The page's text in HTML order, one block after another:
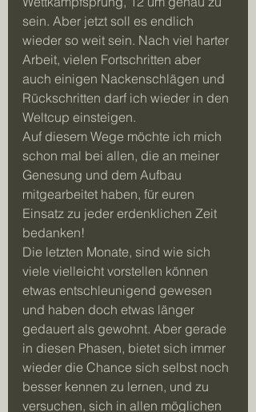
sein. Aber jetzt soll es endlich
wieder so weit sein. Nach viel harter
Arbeit, vielen Fortschritten aber
auch einigen Nackenschlägen und
Rückschritten darf ich wieder in den
Weltcup einsteigen.
Auf diesem Wege möchte ich mich
schon mal bei allen, die an meiner
Genesung und dem Aufbau
mitgearbeitet haben, für euren
Einsatz zu jeder erdenklichen Zeit
bedanken!
Die letzten Monate, sind wie sich
viele vielleicht vorstellen können
etwas entschleunigend gewesen
und haben doch etwas länger
gedauert als gewohnt. Aber gerade
in diesen Phasen, bietet sich immer
wieder die Chance sich selbst noch
besser kennen zu lernen, und zu
versuchen, sich in allen möglichen